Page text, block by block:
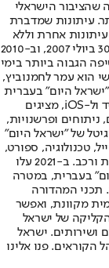
שהציבור הישראלי
עיתונות שמדברת
עיתונות אחרת וללא
תשלום. המהדורה המודפסת הראשונה פורסמה ב-30 ביולי 2007, וב-2010
הגבוה ביותר בימי
הוא עמר לחמנוביץ,
היום" בעברית
ובאנגלית, כמו כן היישומונים (אפליקציות) לאנדרואיד ול-iOS, מציגים
ניתוחים ופרשנויות,
של "ישראל היום"
טכנולוגיה, ספורט,
כלכלה וצרכנות, בריאות, חיילים, אוכל, יהדות, תיירות ורכב. ב-2021 עלו
בעברית, במטרה
תכני המהדורה
מקוונת, ואפשר
של ישראל
ושירותים. ישראל
הקוראים. פנו אלינו